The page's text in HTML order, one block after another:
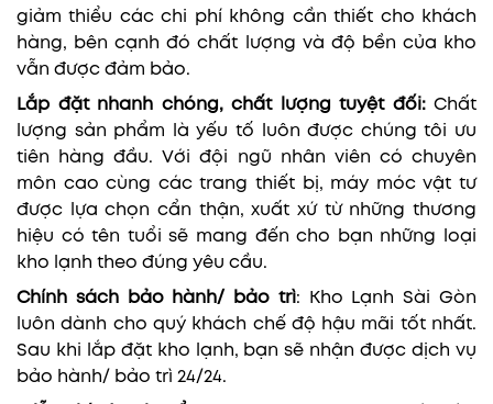
giảm thiểu các chi phí không cần thiết cho khách
hàng, bên cạnh đó chất lượng và độ bền của kho
vẫn được đảm bảo.
Lắp đặt nhanh chóng, chất lượng tuyệt đối:Chất
lượng sản phẩm là yếu tố luôn được chúng tôi ưu
tiên hàng đầu. Với đội ngũ nhân viên có chuyên
môn cao cùng các trang thiết bị, máy móc vật tư
được lựa chọn cẩn thận, xuất xứ từ những thương
hiệu có tên tuổi sẽ mang đến cho bạn những loại
kho lạnh theo đúng yêu cầu.
Chính sách bảo hành/ bảo trì: Kho Lạnh Sài Gòn
luôn dành cho quý khách chế độ hậu mãi tốt nhất.
Sau khi lắp đặt kho lạnh, bạn sẽ nhận được dịch vụ
bảo hành/ bảo trì 24/24.